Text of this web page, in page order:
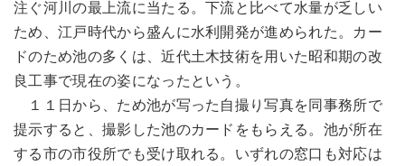
注ぐ河川の最上流に当たる。下流と比べて水量が乏しい
ため、江戸時代から盛んに水利開発が進められた。カー
ドのため池の多くは、近代土木技術を用いた昭和期の改
良工事で現在の姿になったという。
１１日から、ため池が写った自撮り写真を同事務所で
提示すると、撮影した池のカードをもらえる。池が所在
する市の市役所でも受け取れる。いずれの窓口も対応は